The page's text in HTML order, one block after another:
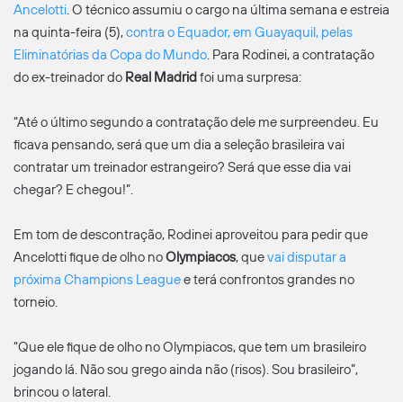
Ancelotti. O técnico assumiu o cargo na última semana e estreia
na quinta-feira (5),contra o Equador, em Guayaquil, pelas
Eliminatórias da Copa do Mundo. Para Rodinei, a contratação
do ex-treinador do Real Madrid foi uma surpresa:
“Até o último segundo a contratação dele me surpreendeu. Eu
ficava pensando, será que um dia a seleção brasileira vai
contratar um treinador estrangeiro? Será que esse dia vai
chegar? E chegou!”.
Em tom de descontração, Rodinei aproveitou para pedir que
Ancelotti fique de olho noOlympiacos, quevai disputar a
próxima Champions Leaguee terá confrontos grandes no
torneio.
“Que ele fique de olho no Olympiacos, que tem um brasileiro
jogando lá. Não sou grego ainda não (risos). Sou brasileiro”,
brincou o lateral.